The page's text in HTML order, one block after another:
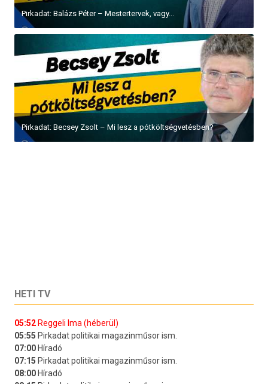
Pirkadat: Balázs Péter – Mestertervek, vagy...
Pirkadat: Becsey Zsolt – Mi lesz a pótköltségvetésben?
HETI TV